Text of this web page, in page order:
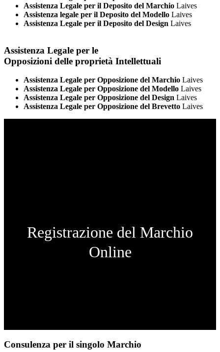
Assistenza Legale per il Deposito del Marchio Laives
Assistenza legale per il Deposito del Modello Laives
Assistenza Legale per il Deposito del Design Laives
Assistenza Legale per le
Opposizioni delle proprietà Intellettuali
Assistenza Legale per Opposizione del Marchio Laives
Assistenza Legale per Opposizione del Modello Laives
Assistenza Legale per Opposizione del Design Laives
Assistenza Legale per Opposizione del Brevetto Laives
Registrazione del Marchio
Online
Consulenza per il singolo Marchio